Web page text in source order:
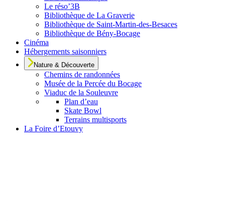
Le réso’3B
Bibliothèque de La Graverie
Bibliothèque de Saint-Martin-des-Besaces
Bibliothèque de Bény-Bocage
Cinéma
Hébergements saisonniers
Nature & Découverte
Chemins de randonnées
Musée de la Percée du Bocage
Viaduc de la Souleuvre
Plan d’eau
Skate Bowl
Terrains multisports
La Foire d’Etouvy